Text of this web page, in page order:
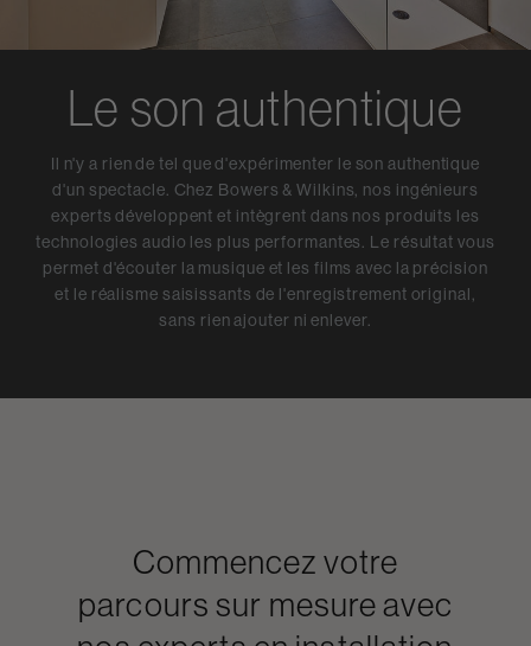
Le son authentique
Il n'y a rien de tel que d'expérimenter le son authentique
d'un spectacle. Chez Bowers & Wilkins, nos ingénieurs
experts développent et intègrent dans nos produits les
technologies audio les plus performantes. Le résultat vous
permet d'écouter la musique et les films avec la précision
et le réalisme saisissants de l'enregistrement original,
sans rien ajouter ni enlever.
Commencez votre
parcours sur mesure avec